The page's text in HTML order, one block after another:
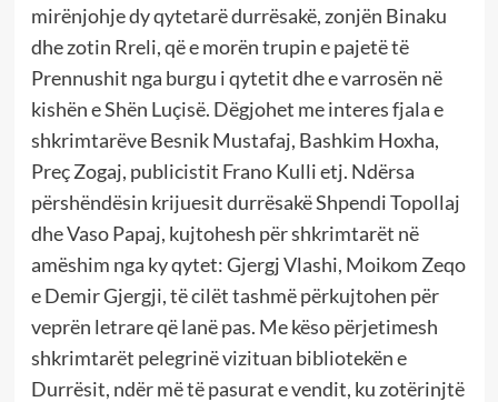
mirënjohje dy qytetarë durrësakë, zonjën Binaku
dhe zotin Rreli, që e morën trupin e pajetë të
Prennushit nga burgu i qytetit dhe e varrosën në
kishën e Shën Luçisë. Dëgjohet me interes fjala e
shkrimtarëve Besnik Mustafaj, Bashkim Hoxha,
Preç Zogaj, publicistit Frano Kulli etj. Ndërsa
përshëndësin krijuesit durrësakë Shpendi Topollaj
dhe Vaso Papaj, kujtohesh për shkrimtarët në
amëshim nga ky qytet: Gjergj Vlashi, Moikom Zeqo
e Demir Gjergji, të cilët tashmë përkujtohen për
veprën letrare që lanë pas. Me këso përjetimesh
shkrimtarët pelegrinë vizituan bibliotekën e
Durrësit, ndër më të pasurat e vendit, ku zotërinjtë